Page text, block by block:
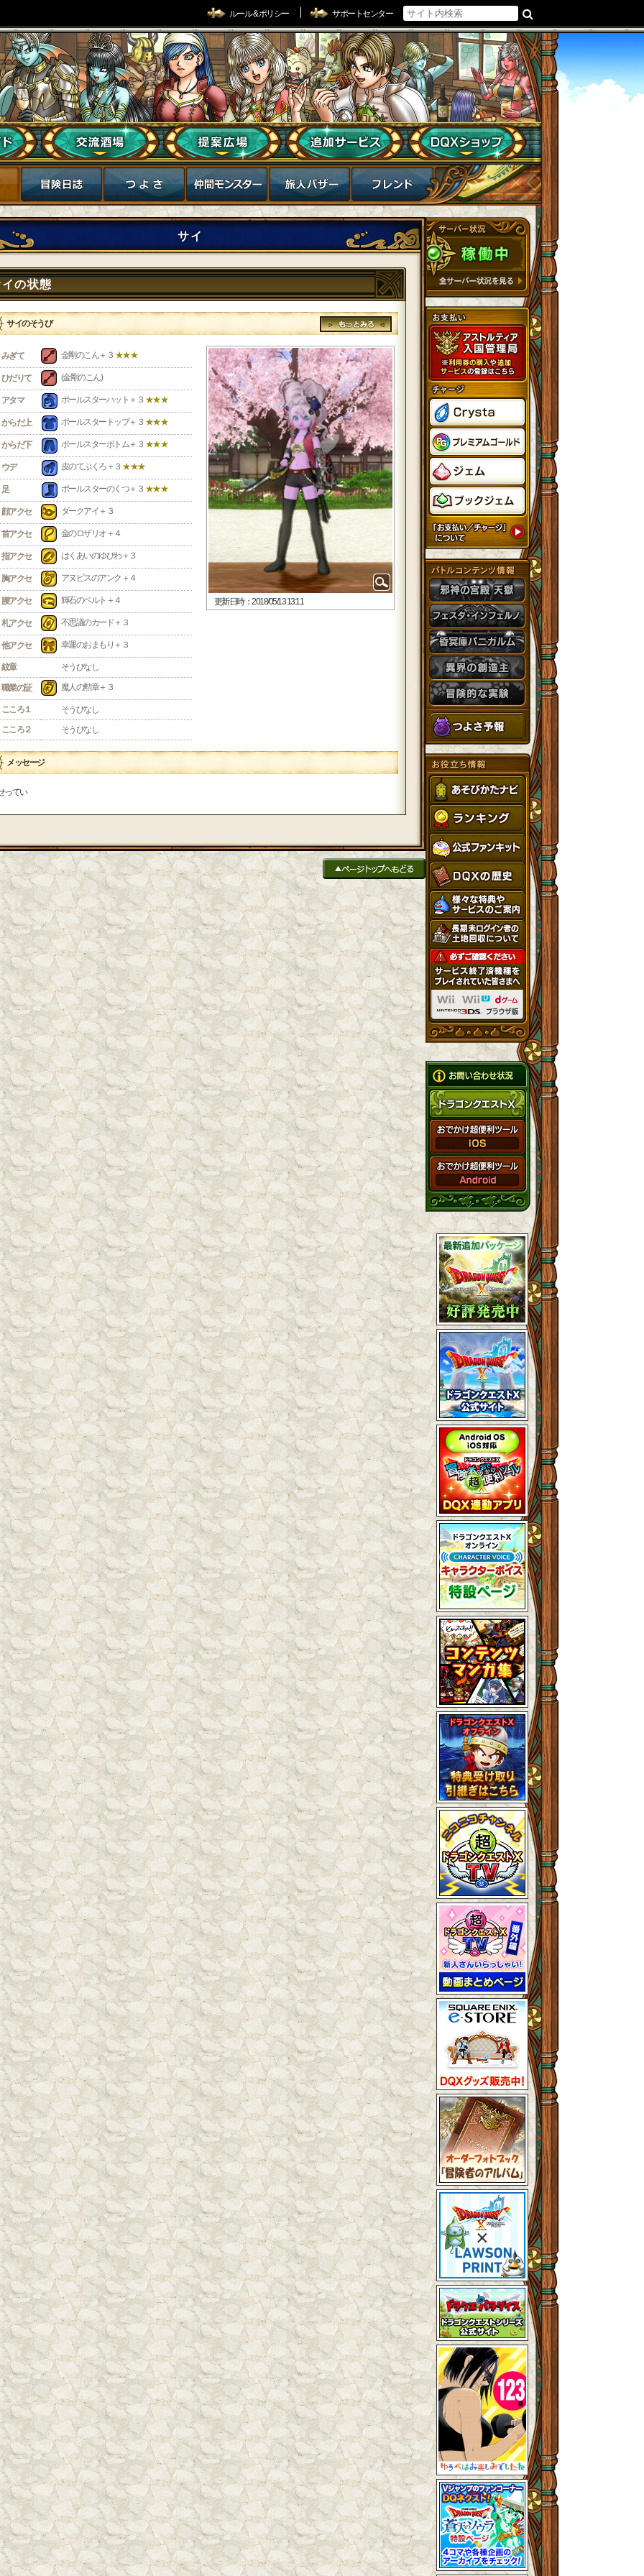
ルール & ポリシー サポートセンター
サイ
の状態
サイのそうび
みぎて 金剛のこん＋３ ★★★
ひだりて (金剛のこん)
アタマ ポールスターハット＋３ ★★★
からだ上 ポールスタートップ＋３ ★★★
からだ下 ポールスターボトム＋３ ★★★
ウデ 皮のてぶくろ＋３ ★★★
足 ポールスターのくつ＋３ ★★★
顔アクセ ダークアイ＋３
首アクセ 金のロザリオ＋４
指アクセ はくあいのゆびわ＋３
胸アクセ アヌビスのアンク＋４
腰アクセ 輝石のベルト＋４
札アクセ 不思議のカード＋３
他アクセ 幸運のおまもり＋３
紋章 そうびなし
職業の証 魔人の勲章＋３
こころ１
そうびなし
こころ２
そうびなし
更新日時：2018/05/13 13:11
メッセージ
ってい